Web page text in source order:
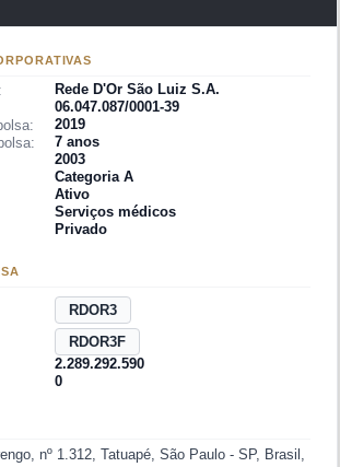
brasileiro movimenta centenas
por ano e é um dos maiores do mundo
de planos privados. Os hospitais
— como os da Rede D'Or —
pacientes com planos de saúde
com perfil de renda mais elevado. A
hospitalar depende fortemente da taxa
do mix de procedimentos realizados,
negociação de tarifas com as operadoras
eficiente de custos assistenciais. A
no setor de
D'Or
de Janeiro. O hospital foi concebido para
Rede D'Or São Luiz S.A.
06.047.087/0001-39
2019
7 anos
2003
Categoria A
Ativo
Serviços médicos
Privado
RDOR3
RDOR3F
2.289.292.590
0
nº 1.312, Tatuapé, São Paulo - SP, Brasil,